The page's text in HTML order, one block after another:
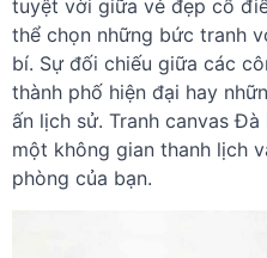
tuyệt vời giữa vẻ đẹp cổ
thể chọn những bức tranh
bí. Sự đối chiếu giữa các
thành phố hiện đại hay
ấn lịch sử. Tranh canvas
một không gian thanh lịch
phòng của bạn.